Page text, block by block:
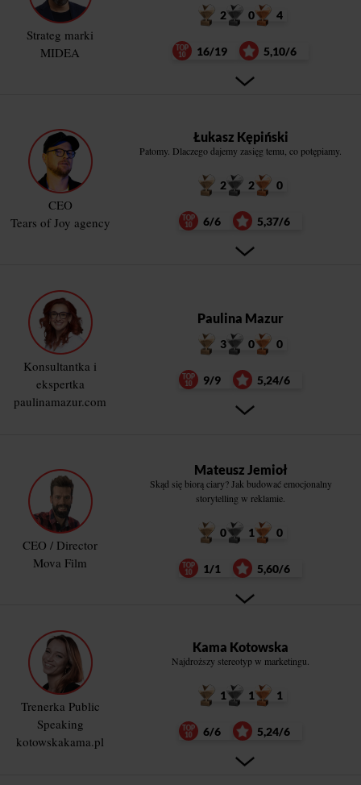
Strateg marki
MIDEA
2 0 4
16/19 5,10/6
CEO
Tears of Joy agency
Łukasz Kępiński
Patomy. Dlaczego dajemy zasięg temu, co potępiamy.
2 2 0
6/6 5,37/6
Konsultantka i
ekspertka
paulinamazur.com
Paulina Mazur
3 0 0
9/9 5,24/6
CEO / Director
Mova Film
Mateusz Jemioł
Skąd się biorą ciary? Jak budować emocjonalny
storytelling w reklamie.
0 1 0
1/1 5,60/6
Trenerka Public
Speaking
kotowskakama.pl
Kama Kotowska
Najdroższy stereotyp w marketingu.
1 1 1
6/6 5,24/6